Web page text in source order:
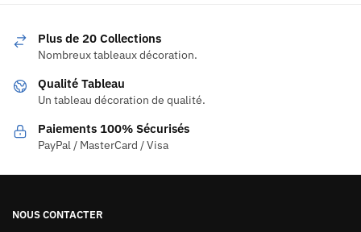
Plus de 20 Collections
Nombreux tableaux décoration.
Qualité Tableau
Un tableau décoration de qualité.
Paiements 100% Sécurisés
PayPal / MasterCard / Visa
NOUS CONTACTER